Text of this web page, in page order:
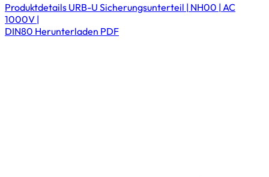
Produktdetails URB-U Sicherungsunterteil | NH00 | AC
1000V |
DIN80 Herunterladen PDF